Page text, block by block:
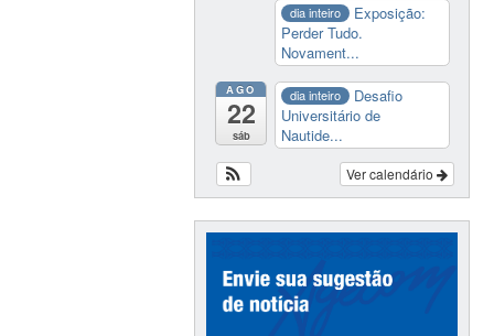
dia inteiro
Exposição:
Perder Tudo.
Novament...
AGO
22
sáb
dia inteiro
Desafio
Universitário de
Nautide...
Ver calendário